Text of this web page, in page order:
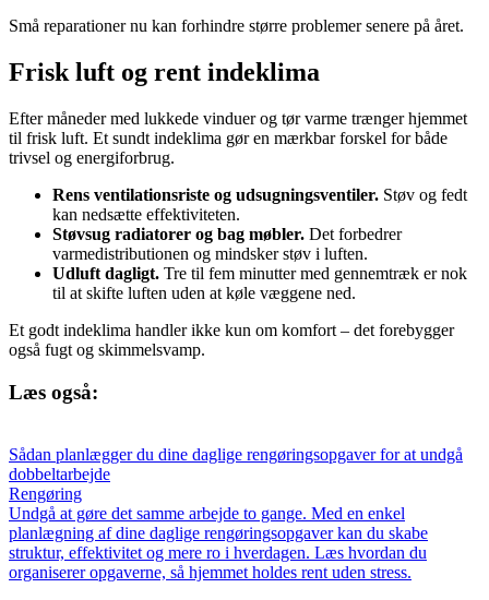
Små reparationer nu kan forhindre større problemer senere på året.
Frisk luft og rent indeklima
Efter måneder med lukkede vinduer og tør varme trænger hjemmet
til frisk luft. Et sundt indeklima gør en mærkbar forskel for både
trivsel og energiforbrug.
Rens ventilationsriste og udsugningsventiler. Støv og fedt
kan nedsætte effektiviteten.
Støvsug radiatorer og bag møbler. Det forbedrer
varmedistributionen og mindsker støv i luften.
Udluft dagligt. Tre til fem minutter med gennemtræk er nok
til at skifte luften uden at køle væggene ned.
Et godt indeklima handler ikke kun om komfort – det forebygger
også fugt og skimmelsvamp.
Læs også:
Sådan planlægger du dine daglige rengøringsopgaver for at undgå
dobbeltarbejde
Rengøring
Undgå at gøre det samme arbejde to gange. Med en enkel
planlægning af dine daglige rengøringsopgaver kan du skabe
struktur, effektivitet og mere ro i hverdagen. Læs hvordan du
organiserer opgaverne, så hjemmet holdes rent uden stress.